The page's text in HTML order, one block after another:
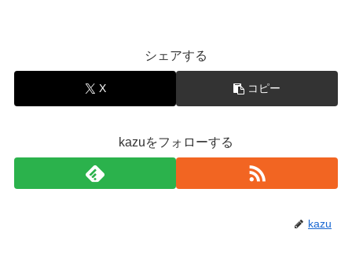
シェアする
X コピー
kazuをフォローする
kazu